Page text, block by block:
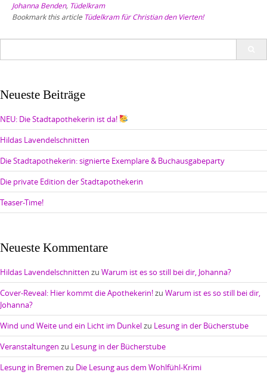
Johanna Benden, Tüdelkram
Bookmark this article Tüdelkram für Christian den Vierten!
Neueste Beiträge
NEU: Die Stadtapothekerin ist da!
Hildas Lavendelschnitten
Die Stadtapothekerin: signierte Exemplare & Buchausgabeparty
Die private Edition der Stadtapothekerin
Teaser-Time!
Neueste Kommentare
Hildas Lavendelschnitten zu Warum ist es so still bei dir, Johanna?
Cover-Reveal: Hier kommt die Apothekerin!zu Warum ist es so still bei dir,
Johanna?
Wind und Weite und ein Licht im Dunkelzu Lesung in der Bücherstube
Veranstaltungen zu Lesung in der Bücherstube
Lesung in Bremen zu Die Lesung aus dem Wohlfühl-Krimi